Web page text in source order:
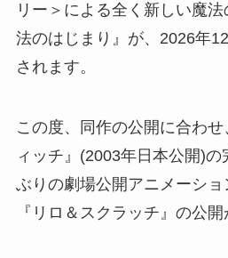
リー＞による全く新しい魔
法のはじまり』が、2026年
されます。
この度、同作の公開に合わ
ィッチ』(2003年日本公開)
ぶりの劇場公開アニメーシ
『リロ＆スクラッチ』の公開